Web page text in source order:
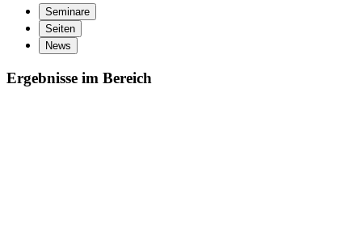
Seminare
Seiten
News
Ergebnisse im Bereich